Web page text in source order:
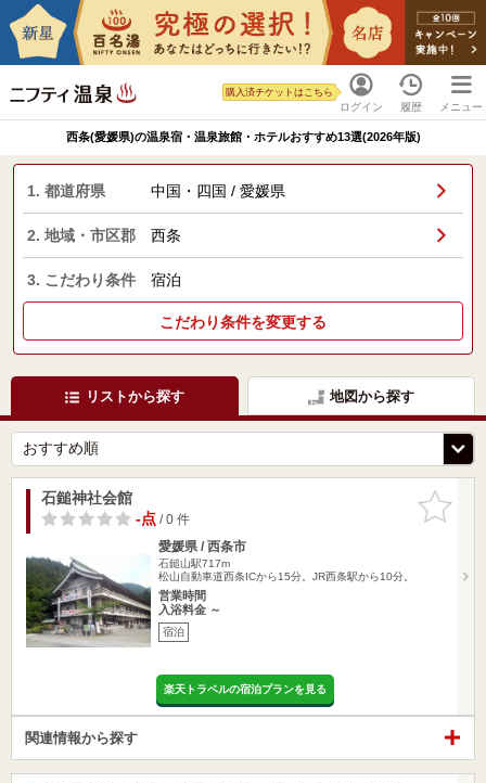
ログイン
購入済チケットはこちら
履歴 メニュー
西条(愛媛県)の温泉宿・温泉旅館・ホテルおすすめ13選(2026年版)
1. 都道府県 中国・四国 / 愛媛県
2. 地域・市区郡 西条
3. こだわり条件 宿泊
こだわり条件を変更する
リストから探す 地図から探す
お気に入
りに追加
石鎚神社会館
-点/ 0 件
愛媛県 / 西条市
石鎚山駅717m
松山自動車道西条ICから15分。JR西条駅から10分。
営業時間
入浴料金 ～
宿泊
楽天トラベルの宿泊プランを見る
関連情報から探す